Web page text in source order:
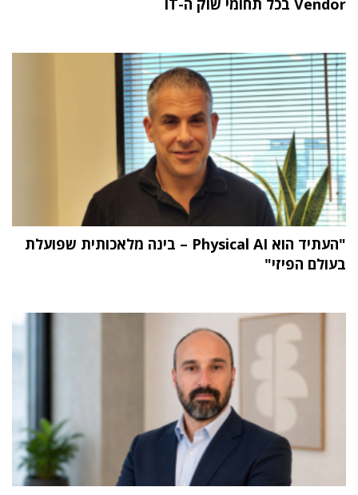
"העתיד הוא Physical AI – בינה מלאכותית שפועלת
בעולם הפיזי"